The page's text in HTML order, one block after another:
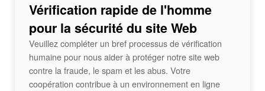
Vérification rapide de l'homme
pour la sécurité du site Web
Veuillez compléter un bref processus de vérification
humaine pour nous aider à protéger notre site web
contre la fraude, le spam et les abus. Votre
coopération contribue à un environnement en ligne